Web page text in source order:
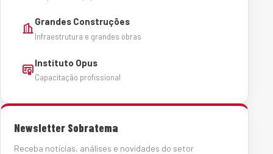
Grandes Construções
Infraestrutura e grandes obras
Instituto Opus
Capacitação profissional
Newsletter Sobratema
Receba notícias, análises e novidades do setor